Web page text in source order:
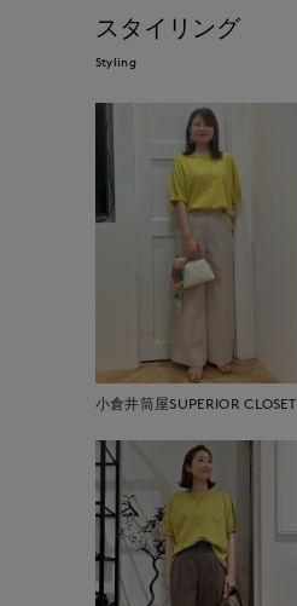
スタイリング
Styling
小倉井筒屋SUPERIOR CLOSET